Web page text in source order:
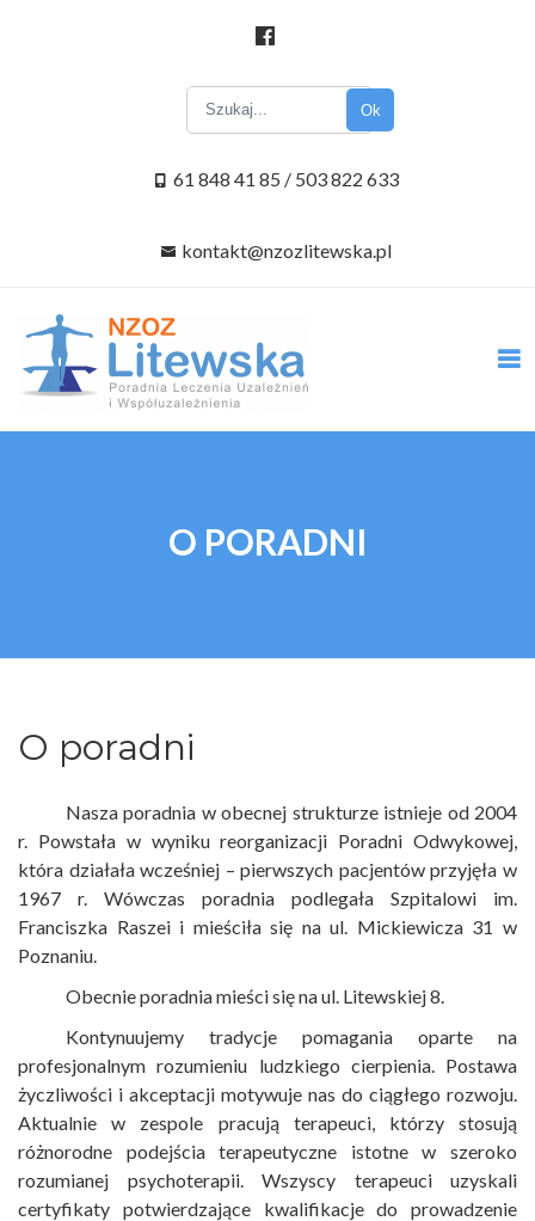
Ok
61 848 41 85 / 503 822 633
kontakt@nzozlitewska.pl
O PORADNI
O poradni
Nasza poradnia w obecnej strukturze istnieje od 2004
r. Powstała w wyniku reorganizacji Poradni Odwykowej,
która działała wcześniej – pierwszych pacjentów przyjęła w
1967 r. Wówczas poradnia podlegała Szpitalowi im.
Franciszka Raszei i mieściła się na ul. Mickiewicza 31 w
Poznaniu.
Obecnie poradnia mieści się na ul. Litewskiej 8.
Kontynuujemy tradycje pomagania oparte na
profesjonalnym rozumieniu ludzkiego cierpienia. Postawa
życzliwości i akceptacji motywuje nas do ciągłego rozwoju.
Aktualnie w zespole pracują terapeuci, którzy stosują
różnorodne podejścia terapeutyczne istotne w szeroko
rozumianej psychoterapii. Wszyscy terapeuci uzyskali
certyfikaty potwierdzające kwalifikacje do prowadzenie